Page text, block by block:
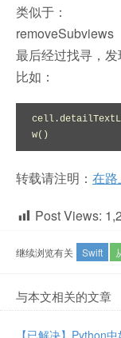
类似于：
removeSubviews
最后经过找寻，发
比如：
w()
转载请注明： 在路
Post Views:
继续浏览有关 Swift
与本文相关的文章